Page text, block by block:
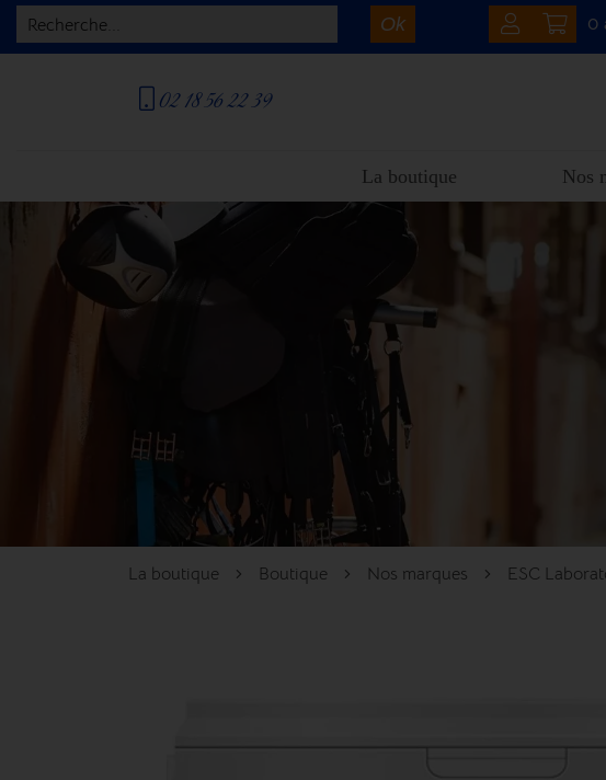
Recherche... Ok 0
02 18 56 22 39
La boutique Nos
La boutique Boutique Nos marques ESC